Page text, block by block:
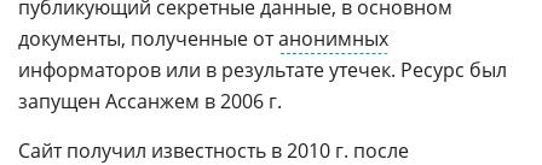
публикующий секретные данные, в основном
документы, полученные отанонимных
информаторов или в результате утечек. Ресурс был
запущен Ассанжем в 2006 г.
Сайт получил известность в 2010 г. после